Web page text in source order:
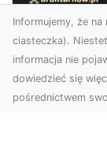
Informujemy, że
ciasteczka).
informacja nie
dowiedzieć się
pośrednictwem